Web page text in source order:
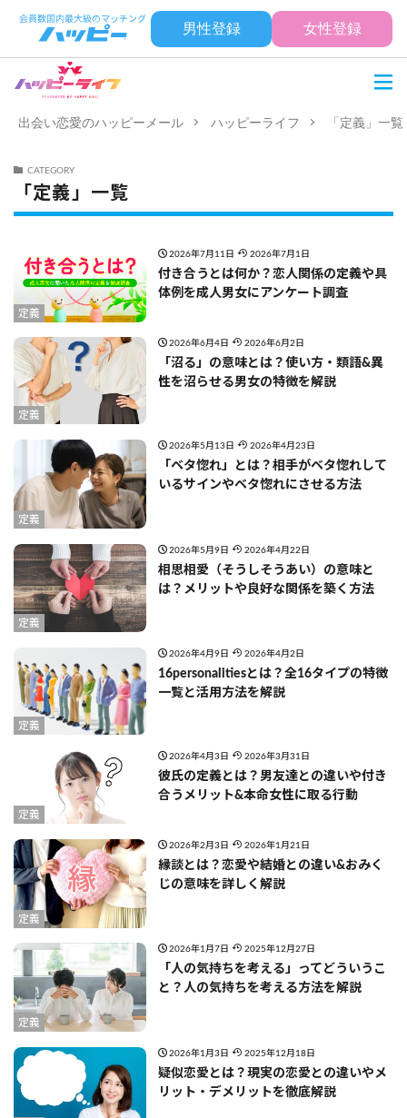
男性登録 女性登録
出会い恋愛のハッピーメール ハッピーライフ 「定義」一覧
CATEGORY
「定義」一覧
定義
2026年7月11日 2026年7月1日
付き合うとは何か？恋人関係の定義や具
体例を成人男女にアンケート調査
定義
2026年6月4日 2026年6月2日
「沼る」の意味とは？使い方・類語&異
性を沼らせる男女の特徴を解説
定義
2026年5月13日 2026年4月23日
「ベタ惚れ」とは？相手がベタ惚れして
いるサインやベタ惚れにさせる方法
定義
2026年5月9日 2026年4月22日
相思相愛（そうしそうあい）の意味と
は？メリットや良好な関係を築く方法
定義
2026年4月9日 2026年4月2日
16personalitiesとは？全16タイプの特徴
一覧と活用方法を解説
定義
2026年4月3日 2026年3月31日
彼氏の定義とは？男友達との違いや付き
合うメリット&本命女性に取る行動
定義
2026年2月3日 2026年1月21日
縁談とは？恋愛や結婚との違い&おみく
じの意味を詳しく解説
定義
2026年1月7日 2025年12月27日
「人の気持ちを考える」ってどういうこ
と？人の気持ちを考える方法を解説
2026年1月3日 2025年12月18日
疑似恋愛とは？現実の恋愛との違いやメ
リット・デメリットを徹底解説